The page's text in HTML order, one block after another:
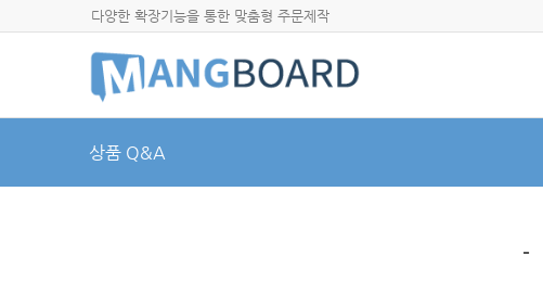
다양한 확장기능을 통한 맞춤형 주문제작
상품 Q&A
-